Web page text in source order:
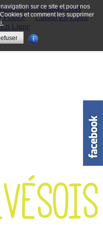
Bookmaker Hors
France
Casino En Ligne
Ligne
sur ce site et pour nos
et comment les supprimer